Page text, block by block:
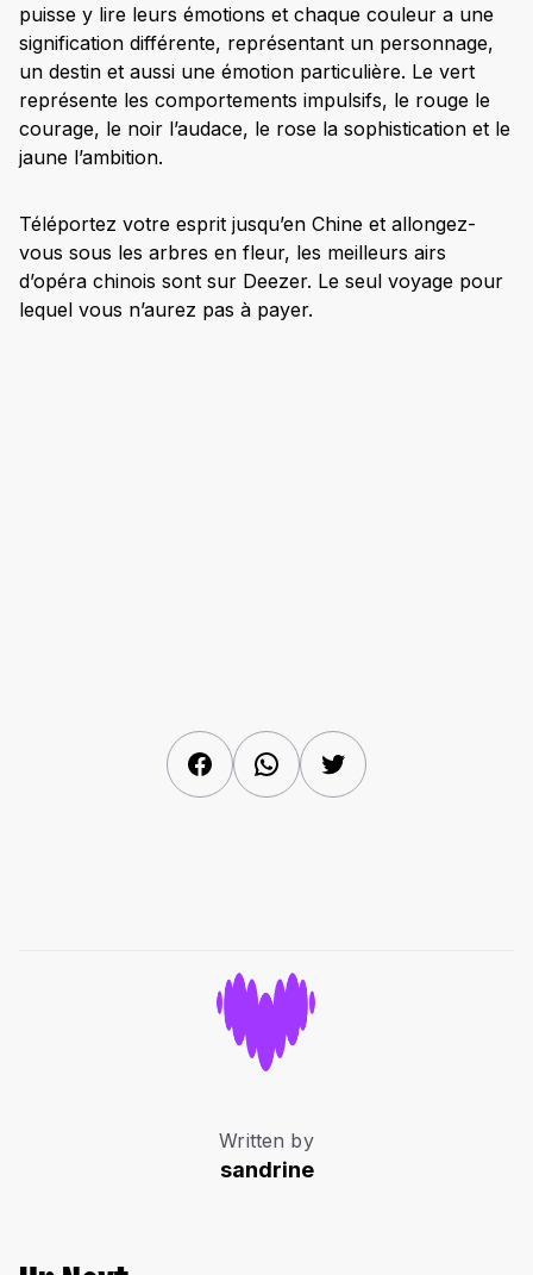
puisse y lire leurs émotions et chaque couleur a une
signification différente, représentant un personnage,
un destin et aussi une émotion particulière. Le vert
représente les comportements impulsifs, le rouge le
courage, le noir l’audace, le rose la sophistication et le
jaune l’ambition.
Téléportez votre esprit jusqu’en Chine et allongez-
vous sous les arbres en fleur, les meilleurs airs
d’opéra chinois sont sur Deezer. Le seul voyage pour
lequel vous n’aurez pas à payer.
FacebookWhatsAppTwitter
Written by
sandrine